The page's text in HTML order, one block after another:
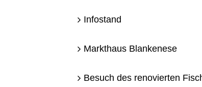
Infostand
Markthaus Blankenese
Besuch des renovierten